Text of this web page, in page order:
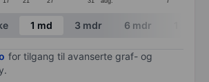
chart.
1 md 3 mdr 6 mdr
for tilgang til avanserte graf- og